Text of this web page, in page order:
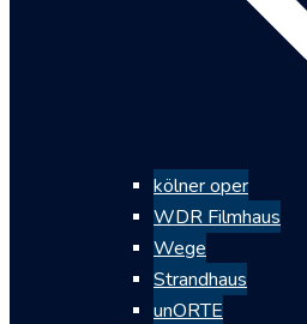
kölner oper
WDR Filmhaus
Wege
Strandhaus
unORTE